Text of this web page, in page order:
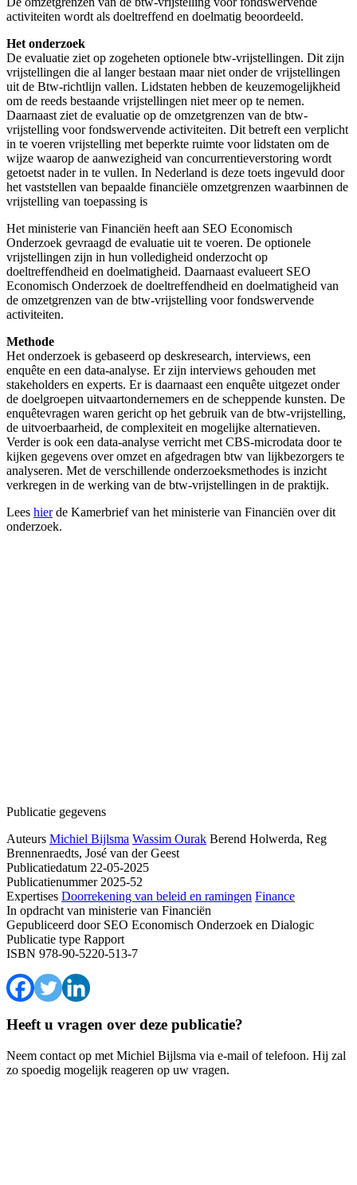
activiteiten wordt als doeltreffend en doelmatig beoordeeld.
Het onderzoek
De evaluatie ziet op zogeheten optionele btw-vrijstellingen. Dit zijn
vrijstellingen die al langer bestaan maar niet onder de vrijstellingen
uit de Btw-richtlijn vallen. Lidstaten hebben de keuzemogelijkheid
om de reeds bestaande vrijstellingen niet meer op te nemen.
Daarnaast ziet de evaluatie op de omzetgrenzen van de btw-
vrijstelling voor fondswervende activiteiten. Dit betreft een verplicht
in te voeren vrijstelling met beperkte ruimte voor lidstaten om de
wijze waarop de aanwezigheid van concurrentieverstoring wordt
getoetst nader in te vullen. In Nederland is deze toets ingevuld door
het vaststellen van bepaalde financiële omzetgrenzen waarbinnen de
vrijstelling van toepassing is
Het ministerie van Financiën heeft aan SEO Economisch
Onderzoek gevraagd de evaluatie uit te voeren. De optionele
vrijstellingen zijn in hun volledigheid onderzocht op
doeltreffendheid en doelmatigheid. Daarnaast evalueert SEO
Economisch Onderzoek de doeltreffendheid en doelmatigheid van
de omzetgrenzen van de btw-vrijstelling voor fondswervende
activiteiten.
Methode
Het onderzoek is gebaseerd op deskresearch, interviews, een
enquête en een data-analyse. Er zijn interviews gehouden met
stakeholders en experts. Er is daarnaast een enquête uitgezet onder
de doelgroepen uitvaartondernemers en de scheppende kunsten. De
enquêtevragen waren gericht op het gebruik van de btw-vrijstelling,
de uitvoerbaarheid, de complexiteit en mogelijke alternatieven.
Verder is ook een data-analyse verricht met CBS-microdata door te
kijken gegevens over omzet en afgedragen btw van lijkbezorgers te
analyseren. Met de verschillende onderzoeksmethodes is inzicht
verkregen in de werking van de btw-vrijstellingen in de praktijk.
Lees hierde Kamerbrief van het ministerie van Financiën over dit
onderzoek.
Publicatie gegevens
Auteurs Michiel Bijlsma Wassim Ourak Berend Holwerda, Reg
Brennenraedts, José van der Geest
Publicatiedatum 22-05-2025
Publicatienummer2025-52
Expertises Doorrekening van beleid en ramingen Finance
In opdracht van ministerie van Financiën
Gepubliceerd doorSEO Economisch Onderzoek en Dialogic
Publicatie type Rapport
ISBN 978-90-5220-513-7
Heeft u vragen over deze publicatie?
Neem contact op met Michiel Bijlsma via e-mail of telefoon. Hij zal
zo spoedig mogelijk reageren op uw vragen.